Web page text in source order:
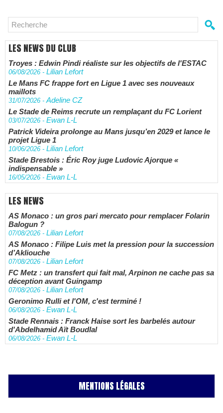
LES NEWS DU CLUB
Troyes : Edwin Pindi réaliste sur les objectifs de l'ESTAC
06/08/2026 - Lilian Lefort
Le Mans FC frappe fort en Ligue 1 avec ses nouveaux
maillots
31/07/2026 -Adeline CZ
Le Stade de Reims recrute un remplaçant du FC Lorient
03/07/2026 - Ewan L-L
Patrick Videira prolonge au Mans jusqu’en 2029 et lance le
projet Ligue 1
10/06/2026 - Lilian Lefort
Stade Brestois : Éric Roy juge Ludovic Ajorque «
indispensable »
16/05/2026 - Ewan L-L
LES NEWS
AS Monaco : un gros pari mercato pour remplacer Folarin
Balogun ?
07/08/2026 - Lilian Lefort
AS Monaco : Filipe Luis met la pression pour la succession
d’Akliouche
07/08/2026 - Lilian Lefort
FC Metz : un transfert qui fait mal, Arpinon ne cache pas sa
déception avant Guingamp
07/08/2026 - Lilian Lefort
Geronimo Rulli et l'OM, c'est terminé !
06/08/2026 - Ewan L-L
Stade Rennais : Franck Haise sort les barbelés autour
d'Abdelhamid Aït Boudlal
06/08/2026 - Ewan L-L
MENTIONS LÉGALES